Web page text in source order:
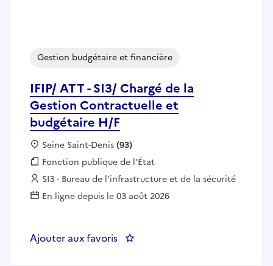
IFIP/ ATT - SI3/ Chargé de la
Gestion Contractuelle et
budgétaire H/F
Gestion budgétaire et financière
Localisation :
Seine Saint-Denis(93)
Fonction publique :
Fonction publique de l'État
Employeur :
SI3 - Bureau de l'infrastructure et de la sécurité
En ligne depuis le 03 août 2026
Ajouter aux favoris